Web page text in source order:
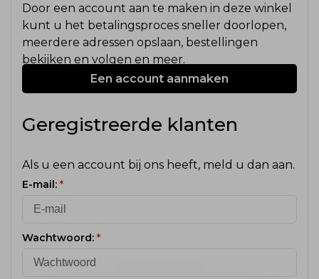
Door een account aan te maken in deze winkel
kunt u het betalingsproces sneller doorlopen,
meerdere adressen opslaan, bestellingen
bekijken en volgen en meer.
Een account aanmaken
Geregistreerde klanten
Als u een account bij ons heeft, meld u dan aan.
E-mail: *
Wachtwoord: *